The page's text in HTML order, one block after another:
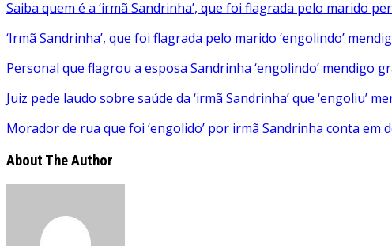
Saiba quem é a ‘irmã Sandrinha’, que foi flagrada pelo marido
‘Irmã Sandrinha’, que foi flagrada pelo marido ‘engolindo’
Personal que flagrou a esposa Sandrinha ‘engolindo’ mendigo
Juiz pede laudo sobre saúde da ‘irmã Sandrinha’ que ‘engoliu’
Morador de rua que foi ‘engolido’ por irmã Sandrinha conta em
About The Author